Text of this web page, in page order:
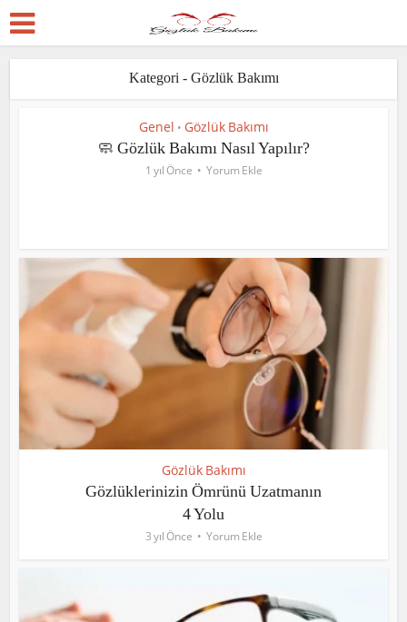
Kategori - Gözlük Bakımı
Genel • Gözlük Bakımı
🧼 Gözlük Bakımı Nasıl Yapılır?
1 yıl Önce Yorum Ekle
Gözlük Bakımı
Gözlüklerinizin Ömrünü Uzatmanın
4 Yolu
3 yıl Önce Yorum Ekle